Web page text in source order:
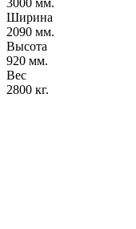
Ширина
2090 мм.
Высота
920 мм.
Вес
2800 кг.